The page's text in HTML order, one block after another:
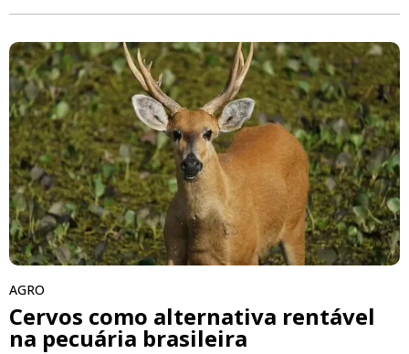
AGRO
Cervos como alternativa rentável
na pecuária brasileira